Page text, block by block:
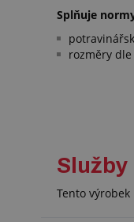
Splňuje
rozměry dle
Služby
Tento